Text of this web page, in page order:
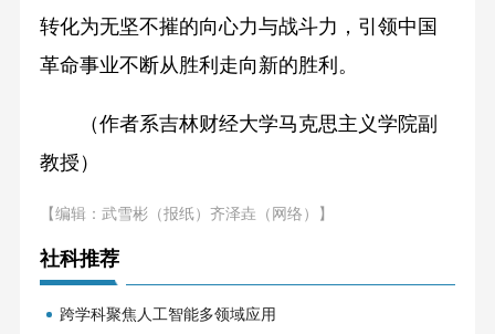
转化为无坚不摧的向心力与战斗力，引领中国
革命事业不断从胜利走向新的胜利。
（作者系吉林财经大学马克思主义学院副
教授）
【编辑：武雪彬（报纸）齐泽垚（网络）】
社科推荐
跨学科聚焦人工智能多领域应用